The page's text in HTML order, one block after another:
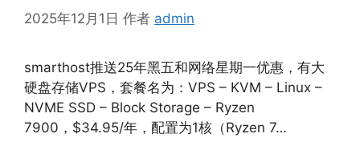
2025年12月1日 作者 admin
smarthost推送25年黑五和网络星期一优惠，有大
硬盘存储VPS，套餐名为：VPS – KVM – Linux –
NVME SSD – Block Storage – Ryzen
7900，$34.95/年，配置为1核（Ryzen 7…